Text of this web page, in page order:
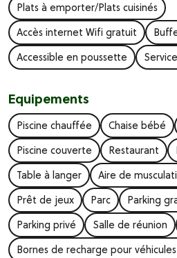
Plats à emporter/Plats cuisinés
Accès internet Wifi gratuit
Accessible en poussette
Equipements
Piscine chauffée Chaise bébé
Piscine couverte
Restaurant
Table à langer
Aire de
Prêt de jeux
Parc Parking
Parking privé
Salle de réunion
Bornes de recharge pour